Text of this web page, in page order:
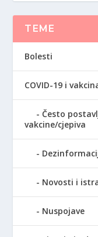
TEME
Bolesti
COVID-19 i
Često
vakcine/cjepiva
Novosti i
Nuspojave